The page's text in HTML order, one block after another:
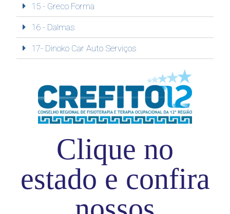
15 - Greco Forma
16 - Dalmas
17- Dinoko Car Auto Serviços
Clique no
estado e confira